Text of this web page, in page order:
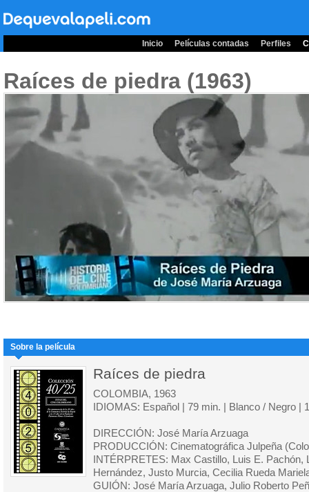
Inicio Películas contadas Perfiles
Raíces de piedra (1963)
Sobre la película
Raíces de piedra
COLOMBIA, 1963
IDIOMAS: Español | 79 min. | Blanco / Negro |
DIRECCIÓN: José María Arzuaga
PRODUCCIÓN: Cinematográfica Julpeña
INTÉRPRETES: Max Castillo, Luis E. Pachón,
Hernández, Justo Murcia, Cecilia Rueda
GUIÓN: José María Arzuaga, Julio Roberto